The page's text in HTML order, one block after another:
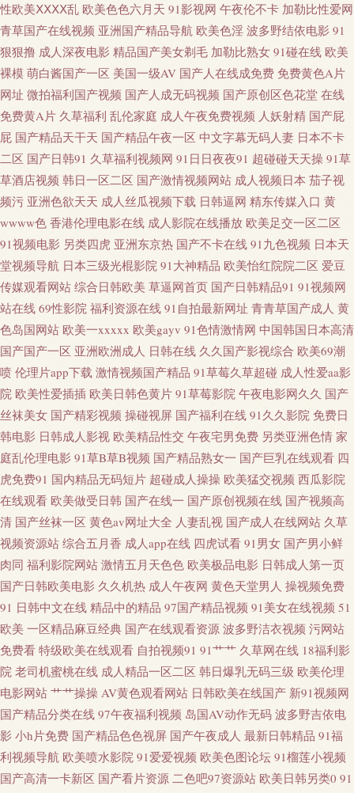
久 草草浮力影院线 丁香五月性交网友 国产精品偷窥 国产微拍 精品国产乱码
久久综合15P 欧美精品13 人妻超碰免费在线 日本黄碟视频直播 婷婷亚洲情色
花免费AV 国产激情久久 国产视频91啦 麻豆高清123区 欧美色图1 日韩淫秽视
频 丝袜玉足五月天 天天操片 午夜老司机视频 伊人成人在线αV 91青青草超
碰 97超碰探花 A片日本网站 超碰97久久 抖阴蜜桃 海角传媒91黑料 九一传媒
作品 麻豆传媒视频 美女被入 人妻熟女一二三区 深夜福利站 午夜国产福利看
片 亚洲天堂狼友网 91在线播放专区 99蜜臀视频网 俺去也激情片 成人毛片网
站 日韩47页 午夜诱惑老司机 中文AV在看 91免费在线视频 91小視頻 变态另
类第12页 成人性生活视 抖阴在线免费观看 国产肛交在线 国产色在线看精品
美女内射白浆 青青草视频网 日韩殴美 五月天资源站 成人电影黄色亚洲 黑丝
自慰久草91 老司机电影网av 欧美大片视频 亚洲微拍福利 91骚碰在线观看 操
欧美女孩的穴 国产白丝视频 日本一本免费观看 午夜小电影 91ri精品 A香蕉成
人大片 岛国AV搬运工 另类av网站 欧美性爱做五月天 日比打炮 少妇黑丝足交
午夜福利在线导航 91丝袜在线视频 九一精品 欧美色图2P 日韩精品巨乳无码
伊人肏屄网 91丝袜插麻豆 肏屄二区 浮力操操逼 国产欧美偷日韩 美国色综合
日本黄色黄冈视频 四虎性爱aV 制服丝袜另类 91在线网站免费 九九热六 欧美
在线电影群P 天堂福利导航 亚洲金典久久 91深夜网站色 AV伦理影院 超碰在
线人人操 国产HD天美传媒 韩国午夜视频 欧美肏屄 日本有码区 五月丁香成
人网 91爱网国产探花 91先生大战琪琪 爱豆传媒性爱影片 成人看片网站 黑丝
性欧美ⅩⅩⅩⅩ乱 欧美色色六月天 91影视网 午夜伦不卡 加勒比性爱网
青草国产在线视频 亚洲国产精品导航 欧美色淫 波多野结依电影 91
狠狠撸 成人深夜电影 精品国产美女剃毛 加勒比熟女 91碰在线 欧美
裸模 萌白酱国产一区 美国一级AV 国产人在线成免费 免费黄色A片
网址 微拍福利国产视频 国产人成无码视频 国产原创区色花堂 在线
免费黄A片 久草福利 乱伦家庭 成人午夜免费视频 人妖射精 国产屁
屁 国产精品天干天 国产精品午夜一区 中文字幕无码人妻 日本不卡
二区 国产日韩91 久草福利视频网 91日日夜夜91 超碰碰天天操 91草
草酒店视频 韩日一区二区 国产激情视频网站 成人视频日本 茄子视
频污 亚洲色欲天天 成人丝瓜视频下载 日韩逼网 精东传媒入口 黄
wwww色 香港伦理电影在线 成人影院在线播放 欧美足交一区二区
91视频电影 另类四虎 亚洲东京热 国产不卡在线 91九色视频 日本天
堂视频导航 日本三级光棍影院 91大神精品 欧美怡红院院二区 爱豆
传媒观看网站 综合日韩欧美 草逼网首页 国产日韩精品91 91视频网
站在线 69性影院 福利资源在线 91自拍最新网址 青青草国产成人 黄
色岛国网站 欧美一xxxxx 欧美gayv 91色情激情网 中国韩国日本高清
国产国产一区 亚洲欧洲成人 日韩在线 久久国产影视综合 欧美69潮
喷 伦理片app下载 激情视频国产精品 91草莓久草超碰 成人性爱aa影
院 欧美性爱插插 欧美日韩色黄片 91草莓影院 午夜电影网久久 国产
丝袜美女 国产精彩视频 操碰视屏 国产福利在线 91久久影院 免费日
韩电影 日韩成人影视 欧美精品性交 午夜宅男免费 另类亚洲色情 家
庭乱伦理电影 91草B草B视频 国产精品熟女一 国产巨乳在线观看 四
虎免费91 国内精品无码短片 超碰成人操操 欧美猛交视频 西瓜影院
在线观看 欧美做受日韩 国产在线一 国产原创视频在线 国产视频高
清 国产丝袜一区 黄色av网址大全 人妻乱视 国产成人在线网站 久草
视频资源站 综合五月香 成人app在线 四虎试看 91男女 国产男小鲜
肉同 福利影院网站 激情五月天色色 欧美极品电影 日韩成人第一页
国产日韩欧美电影 久久机热 成人午夜网 黄色天堂男人 操视频免费
91 日韩中文在线 精品中的精品 97国产精品视频 91美女在线视频 51
欧美 一区精品麻豆经典 国产在线观看资源 波多野洁衣视频 污网站
免费看 特级欧美在线观看 自拍视频91 91艹艹 久草网在线 18福利影
院 老司机蜜桃在线 成人精品一区二区 韩日爆乳无码三级 欧美伦理
电影网站 艹艹操操 AV黄色观看网站 日韩欧美在线国产 新91视频网
国产精品分类在线 97午夜福利视频 岛国AV动作无码 波多野吉依电
影 小h片免费 国产精品色色视屏 国产午夜成人 最新日韩精品 91福
利视频导航 欧美喷水影院 91爱爱视频 欧美色图论坛 91榴莲小视频
国产高清一卡新区 国产看片资源 二色吧97资源站 欧美日韩另类0 91